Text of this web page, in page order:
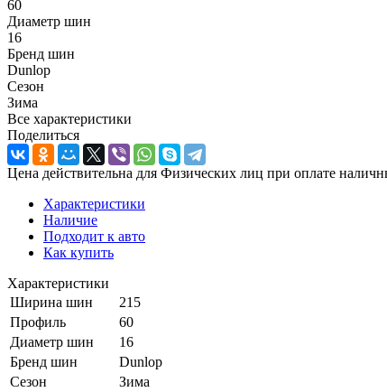
60
Диаметр шин
16
Бренд шин
Dunlop
Сезон
Зима
Все характеристики
Поделиться
Цена действительна для Физических лиц при оплате
Характеристики
Наличие
Подходит к авто
Как купить
Характеристики
Ширина шин
215
Профиль
60
Диаметр шин
16
Бренд шин
Dunlop
Сезон
Зима